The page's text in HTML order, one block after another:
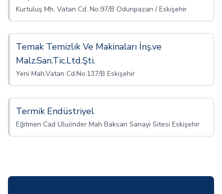
Kurtuluş Mh. Vatan Cd. No:97/B Odunpazarı / Eskişehir
Temak Temizlik Ve Makinaları İnş.ve
Malz.San.Tic.Ltd.Şti.
Yeni Mah.Vatan Cd.No:137/B Eskişehir
Termik Endüstriyel
Eğitmen Cad Uluönder Mah Baksan Sanayi Sitesi Eskişehir